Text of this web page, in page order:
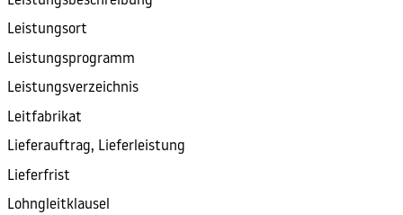
Leistungsort
Leistungsprogramm
Leistungsverzeichnis
Leitfabrikat
Lieferauftrag, Lieferleistung
Lieferfrist
Lohngleitklausel